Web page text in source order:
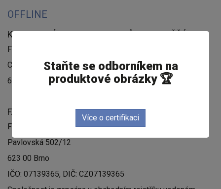
OFFLINE
KONTAKTNÍ ADRESA PRO SCHŮZKY A POŠŤÁKA
Feed Image Editor technologies, s.r.o
Cejl 20
602 00 Brno
FAKTURAČNÍ ÚDAJE
Feed Image Editor technologies, s.r.o
Pavlovská 502/12
623 00 Brno
IČO: 07139365, DIČ: CZ07139365
Staňte se odborníkem na
produktové obrázky 🏆
Více o certifikaci